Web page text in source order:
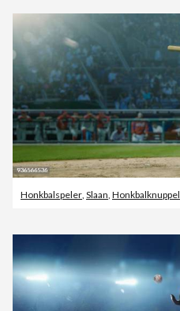
Honkbalspeler Slaan Honkbalknuppel